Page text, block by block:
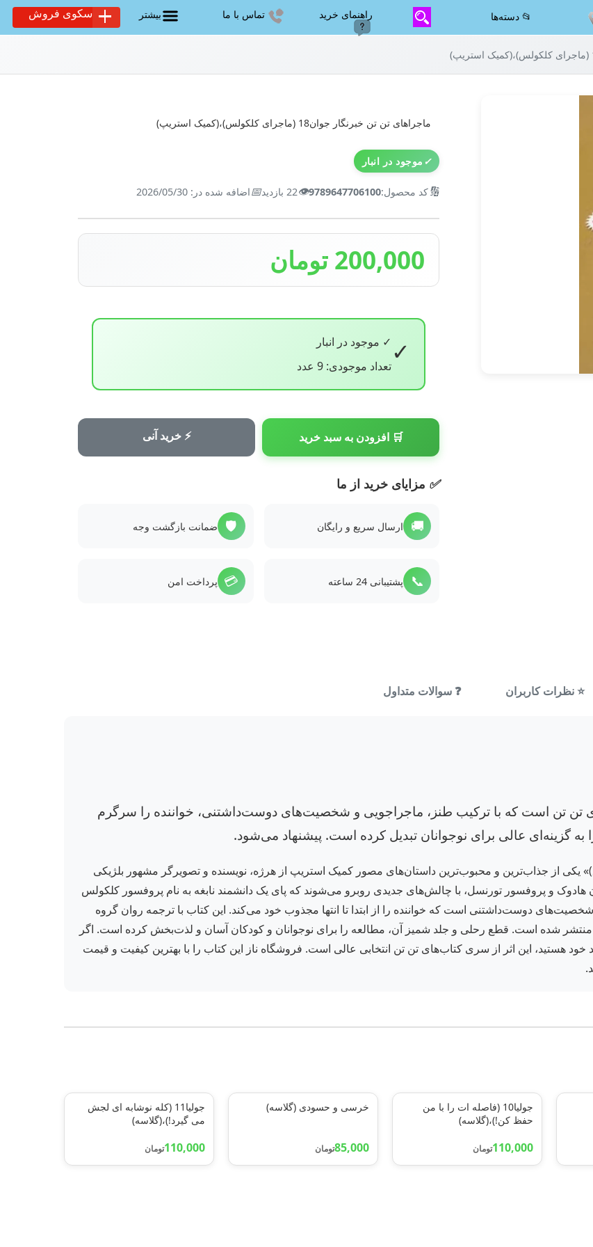
📂 دسته‌ها راهنمای خرید تماس با ما بیشتر سکوی فروش
ماجراهای تن تن خبرنگار جوان18 (ماجرای کلکولس)،(کمیک استریپ)
✓ موجود در انبار
🔢کد محصول:9789647706100
👁️22 بازدید 📅اضافه شده در: 2026/05/30
200,000 تومان
✓ ✓ موجود در انبار
تعداد موجودی: 9 عدد
🛒 افزودن به سبد خرید ⚡ خرید آنی
✅ مزایای خرید از ما
🚚 ارسال سریع و رایگان 🛡️ ضمانت بازگشت وجه
📞 پشتیبانی 24 ساعته 💳 پرداخت امن
⭐ نظرات کاربران ❓ سوالات متداول
تن تن است که با ترکیب طنز، ماجراجویی و شخصیت‌های دوست‌داشتنی، خواننده را سرگرم
گزینه‌ای عالی برای نوجوانان تبدیل کرده است. پیشنهاد می‌شود.
جوان 18 (ماجرای کلکولس)» یکی از جذاب‌ترین و محبوب‌ترین داستان‌های مصور کمیک استریپ از هرژه، نویسنده و تصویرگر مشهور بلژیکی
هادوک و پروفسور تورنسل، با چالش‌های جدیدی روبرو می‌شوند که پای یک دانشمند نابغه به نام پروفسور کلکولس
دوست‌داشتنی است که خواننده را از ابتدا تا انتها مجذوب خود می‌کند. این کتاب با ترجمه روان گروه
منتشر شده است. قطع رحلی و جلد شمیز آن، مطالعه را برای نوجوانان و کودکان آسان و لذت‌بخش کرده است. اگر
هستید، این اثر از سری کتاب‌های تن تن انتخابی عالی است. فروشگاه ناز این کتاب را با بهترین کیفیت و قیمت
جولیا10 (فاصله ات را با من
حفظ کن!)،(گلاسه)
110,000تومان
خرسی و حسودی (گلاسه)
85,000تومان
جولیا11 (کله نوشابه ای لجش
می گیرد!)،(گلاسه)
110,000تومان